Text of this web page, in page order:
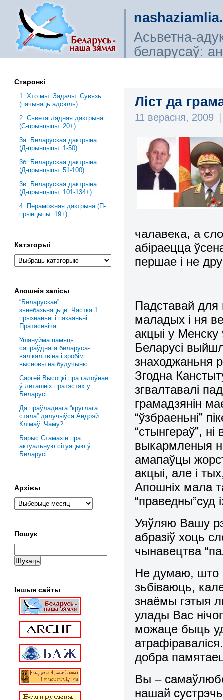
Асьветна-
беларусаў:
Ліст да
11 верасня, 2009 |
чалавека, а
абіраецца
першае і не
Падставай для
маладых і ня
акцыі у Менску
Беларусі
знаходжаньня
Згодна
згвалтавалі
грамадзянін
“ўзбраеньні”
“стынгераў”,
выкармленыя
амапаўцы
акцыі, але і
Апошніх мала
Уяўляю Вашу
абразіў хоць
чынавецтва
Не думаю, што
зьбіваюць,
знаёмы гэтыя
улады Вас
можаце быць
добра
Вы –
нашай
Старонкі
1. Хто мы. Задачы. Сувязь.
(пачынаць адсюль)
2. Сьветаглядная дактрына
(С-прынцыпы: 20+)
3a. Беларуская дактрына
(Д-прынцыпы: 1-50)
3б. Беларуская дактрына
(Д-прынцыпы: 51-100)
3в. Беларуская дактрына
(Д-прынцыпы: 101-134+)
4. Пераможная дактрына (П-
прынцыпы: 19+)
Катэгорыі
Апошнія запісы
“Беларускае”
зьнебазьняцьце. Частка 1:
прызнаньні і пакаяньні
Пратасевіча
Ушануйма памяць
сапраўднага беларуса-
вялікалітвіна і зробім
высновы на будучыню
Сяргей Высоцкі пра галоўнае
ў леташніх пратэстах у
Беларусі
Да праўладнага “круглага
стала” далучыўся Андрэй
Клімаў. Чаму?
Барыс Стамахін пра
актуальную сітуацыю ў
Беларусі
Архівы
Пошук
Іншыя сайты